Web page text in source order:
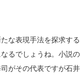
な表現手法を探求す
るでしょうね。小説
がその代表ですが石